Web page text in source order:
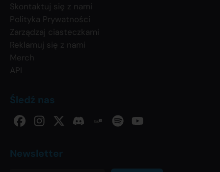
Skontaktuj się z nami
Polityka Prywatności
Zarządzaj ciasteczkami
Reklamuj się z nami
Merch
API
Śledź nas
Newsletter